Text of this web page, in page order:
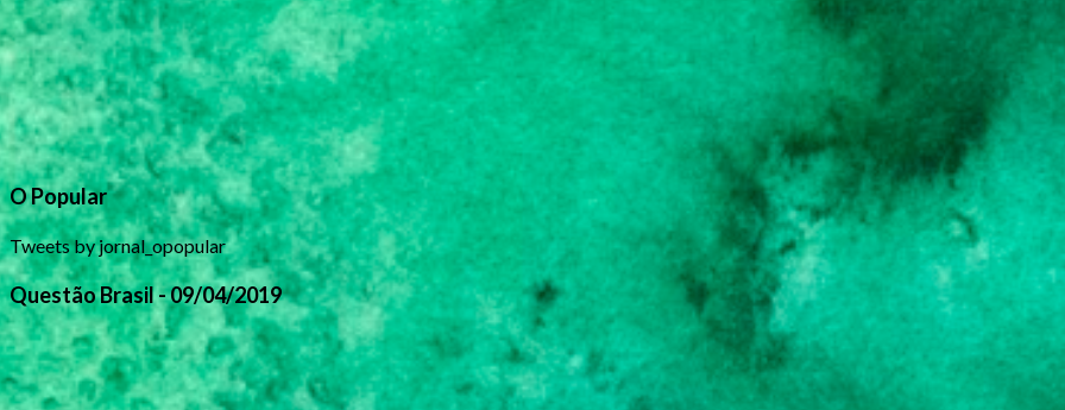
O Popular
Tweets by jornal_opopular
Questão Brasil - 09/04/2019